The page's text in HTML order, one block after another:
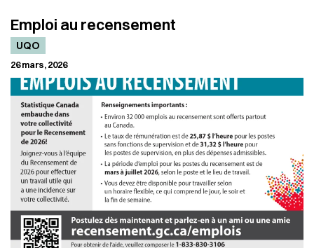
Emploi au recensement
UQO
26 mars, 2026